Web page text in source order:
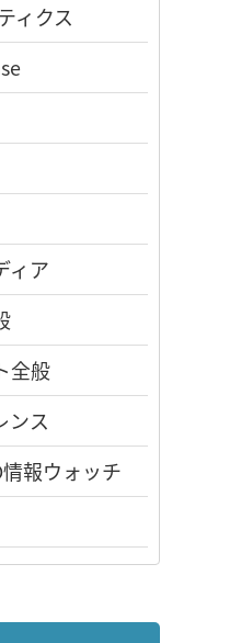
ィクス
ィア
全般
ンス
報ウォッチ